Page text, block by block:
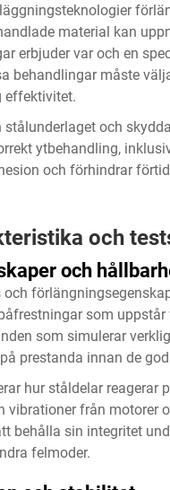
material kan
erbjuder var och en
behandlingar måste
effektivitet.
och
ytbehandling,
och förhindrar
och
och
och
som
som simulerar
prestanda innan de
hur ståldelar reagerar
vibrationer från motorer
behålla sin integritet
felmoder.